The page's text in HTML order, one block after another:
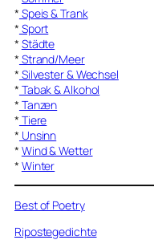
* Speis & Trank
* Sport
* Städte
* Strand/Meer
* Silvester & Wechsel
* Tabak & Alkohol
* Tanzen
* Tiere
* Unsinn
* Wind & Wetter
* Winter
Best of Poetry
Ripostegedichte